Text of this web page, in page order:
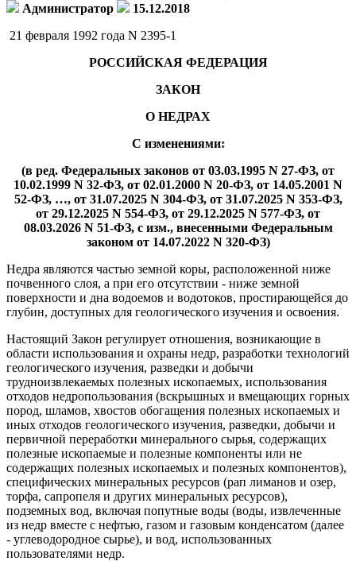
Администратор
15.12.2018
21 февраля 1992 года N 2395-1
РОССИЙСКАЯ ФЕДЕРАЦИЯ
ЗАКОН
О НЕДРАХ
С изменениями:
(в ред. Федеральных законов от 03.03.1995 N 27-ФЗ, от
10.02.1999 N 32-ФЗ, от 02.01.2000 N 20-ФЗ, от 14.05.2001 N
52-ФЗ, …, от 31.07.2025 N 304-ФЗ, от 31.07.2025 N 353-ФЗ,
от 29.12.2025 N 554-ФЗ, от 29.12.2025 N 577-ФЗ, от
08.03.2026 N 51-ФЗ, с изм., внесенными Федеральным
законом от 14.07.2022 N 320-ФЗ)
Недра являются частью земной коры, расположенной ниже
почвенного слоя, а при его отсутствии - ниже земной
поверхности и дна водоемов и водотоков, простирающейся до
глубин, доступных для геологического изучения и освоения.
Настоящий Закон регулирует отношения, возникающие в
области использования и охраны недр, разработки технологий
геологического изучения, разведки и добычи
трудноизвлекаемых полезных ископаемых, использования
отходов недропользования (вскрышных и вмещающих горных
пород, шламов, хвостов обогащения полезных ископаемых и
иных отходов геологического изучения, разведки, добычи и
первичной переработки минерального сырья, содержащих
полезные ископаемые и полезные компоненты или не
содержащих полезных ископаемых и полезных компонентов),
специфических минеральных ресурсов (рап лиманов и озер,
торфа, сапропеля и других минеральных ресурсов),
подземных вод, включая попутные воды (воды, извлеченные
из недр вместе с нефтью, газом и газовым конденсатом (далее
- углеводородное сырье), и вод, использованных
пользователями недр.